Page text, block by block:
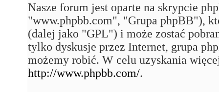
Nasze forum jest oparte na skrypcie
"www.phpbb.com", "Grupa phpBB"),
(dalej jako "GPL") i może zostać
tylko dyskusje przez Internet, grupa
możemy robić. W celu uzyskania
http://www.phpbb.com/.